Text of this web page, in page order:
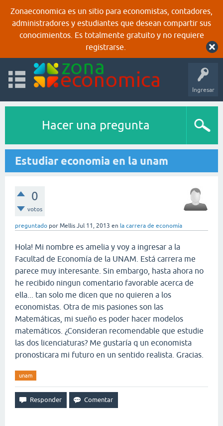
Zonaeconomica es un sitio para economistas, contadores,
administradores y estudiantes que desean compartir sus
conocimientos. Es totalmente gratuito y no requiere
registrarse.
Ingresar
Hacer una pregunta
Estudiar economia en la unam
0
votos
preguntado por Mellis Jul 11, 2013 en la carrera de economía
Hola! Mi nombre es amelia y voy a ingresar a la
Facultad de Economía de la UNAM. Está carrera me
parece muy interesante. Sin embargo, hasta ahora no
he recibido ningun comentario favorable acerca de
ella... tan solo me dicen que no quieren a los
economistas. Otra de mis pasiones son las
Matemáticas, mi sueño es poder hacer modelos
matemáticos. ¿Consideran recomendable que estudie
las dos licenciaturas? Me gustaría q un economista
pronosticara mi futuro en un sentido realista. Gracias.
unam